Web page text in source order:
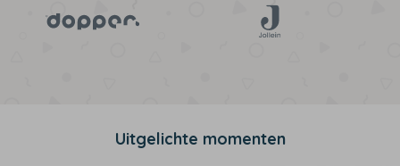
Uitgelichte momenten